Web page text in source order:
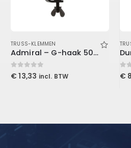
TRUSS-KLEMMEN
Admiral – G-haak 50mm WLL 50kg zwart
0out of 5
€ 13,33 incl. BTW 0
€